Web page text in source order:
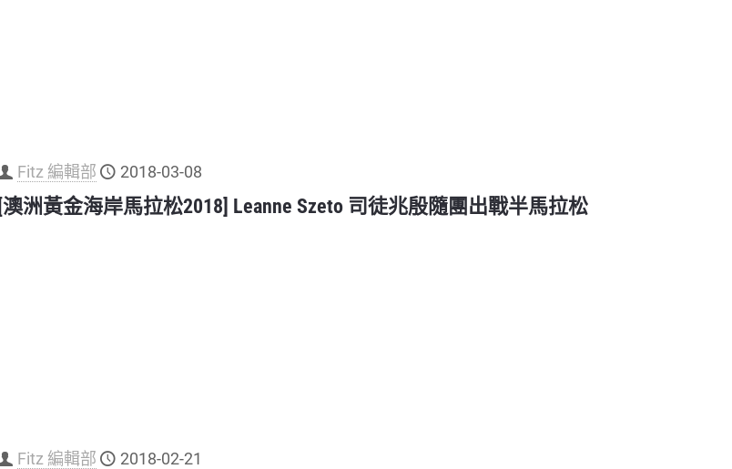
Fitz 編輯部 2018-03-08
[澳洲黃金海岸馬拉松2018] Leanne Szeto 司徒兆殷隨團出戰半馬拉松
Fitz 編輯部 2018-02-21